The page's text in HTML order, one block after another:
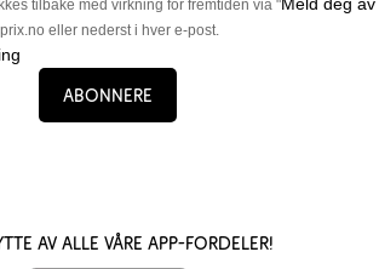
tilbake med virkning for fremtiden via "
eller nederst i hver e-post.
Abonnere
av alle våre app-fordeler!